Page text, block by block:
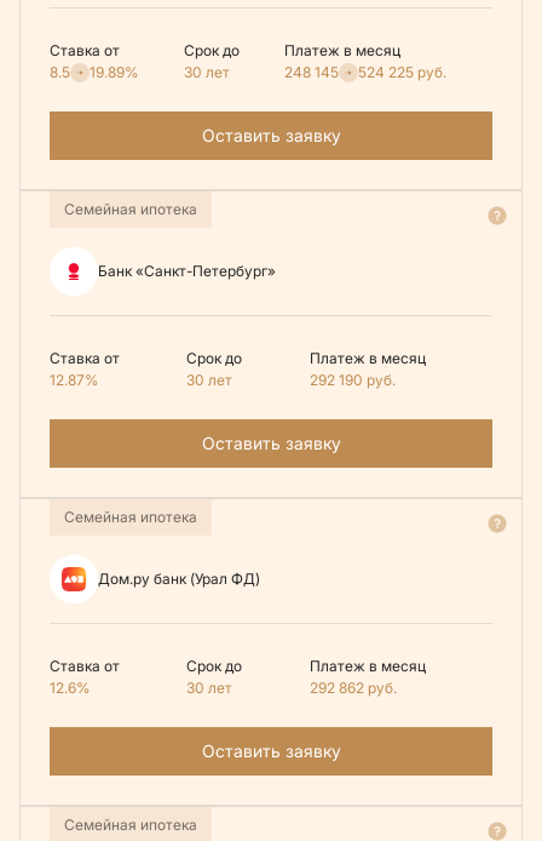
Ставка от
8.5
19.89%
Срок до
30 лет
Платеж в месяц
248 145
524 225 руб.
Оставить заявку
Семейная ипотека
Банк «Санкт-Петербург»
Ставка от
12.87%
Срок до
30 лет
Платеж в месяц
292 190 руб.
Оставить заявку
Семейная ипотека
Дом.ру банк (Урал ФД)
Ставка от
12.6%
Срок до
30 лет
Платеж в месяц
292 862 руб.
Оставить заявку
Семейная ипотека